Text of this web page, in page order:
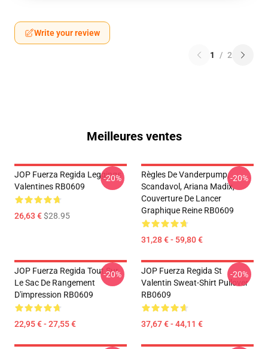
Write your review
1 / 2
Meilleures ventes
JOP Fuerza Regida Leggings
Valentines RB0609
26,63 €$28.95
-20%
Règles De Vanderpump,
Scandavol, Ariana Madix,
Couverture De Lancer
Graphique Reine RB0609
31,28 € - 59,80 €
-20%
JOP Fuerza Regida Tout Sur
Le Sac De Rangement
D'impression RB0609
22,95 € - 27,55 €
-20%
JOP Fuerza Regida St
Valentin Sweat-Shirt Pullover
RB0609
37,67 € - 44,11 €
-20%